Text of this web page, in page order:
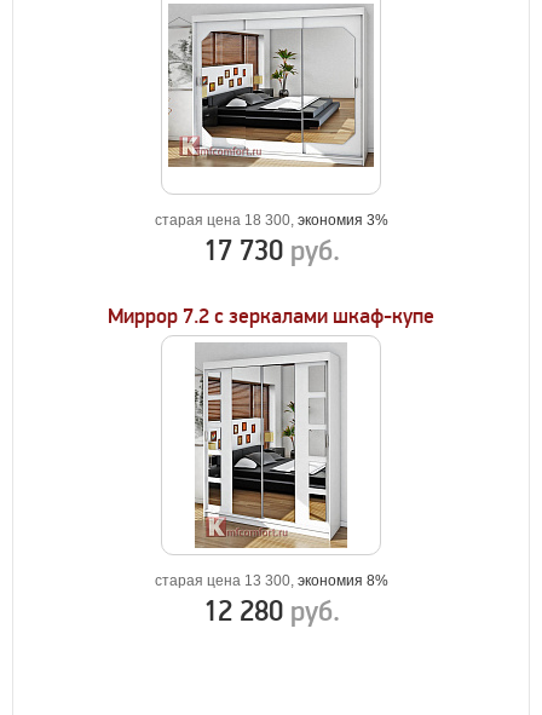
старая цена 18 300, экономия 3%
17 730 руб.
Миррор 7.2 с зеркалами шкаф-купе
старая цена 13 300, экономия 8%
12 280 руб.